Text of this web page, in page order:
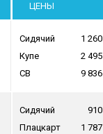
ЦЕНЫ
Сидячий
1 260
Купе
2 495
СВ
9 836
Сидячий
910
Плацкарт
1 787